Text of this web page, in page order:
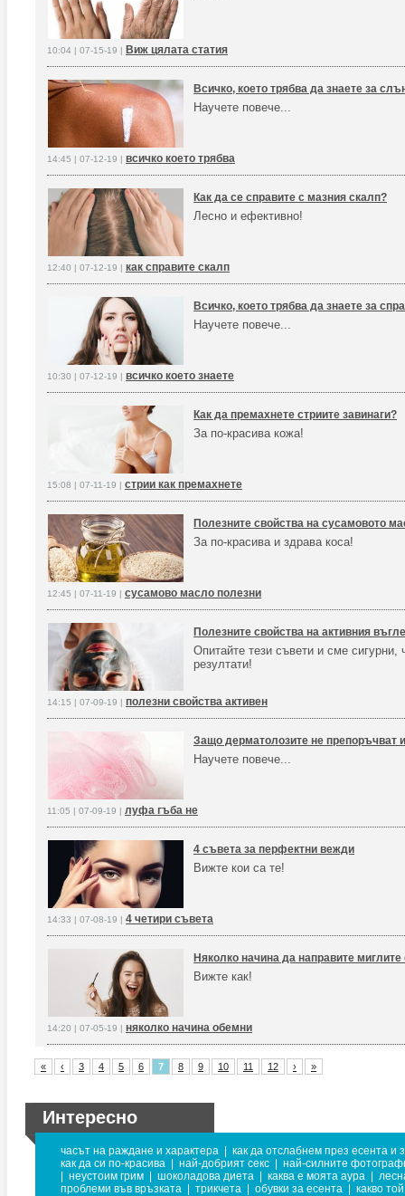
10:04 | 07-15-19 | Виж цялата статия
Всичко, което трябва да знаете за
Научете повече...
14:45 | 07-12-19 | всичко което трябва
Как да се справите с мазния скалп?
Лесно и ефективно!
12:40 | 07-12-19 | как справите скалп
Всичко, което трябва да знаете за
Научете повече...
10:30 | 07-12-19 | всичко което знаете
Как да премахнете стриите завинаги?
За по-красива кожа!
15:08 | 07-11-19 | стрии как премахнете
Полезните свойства на сусамовото
За по-красива и здрава коса!
12:45 | 07-11-19 | сусамово масло полезни
Полезните свойства на активния
Опитайте тези съвети и сме
резултати!
14:15 | 07-09-19 | полезни свойства активен
Защо дерматолозите не препоръчват
Научете повече...
11:05 | 07-09-19 | луфа гъба не
4 съвета за перфектни вежди
Вижте кои са те!
14:33 | 07-08-19 | 4 четири съвета
Няколко начина да направите
Вижте как!
14:20 | 07-05-19 | няколко начина обемни
« ‹ 3 4 5 6 7 8 9 10 11 12 › »
Интересно
часът на раждане и характера
как да отслабнем през есента и
как да си по-красива
най-добрият секс
най-силните
неустоим грим шоколадова диета каква е моята аура
проблеми във връзката
трикчета обувки за есента
какво